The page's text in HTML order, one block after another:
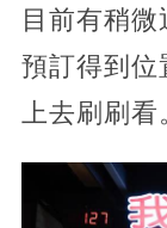
目前有稍
預訂得到位
上去刷刷看